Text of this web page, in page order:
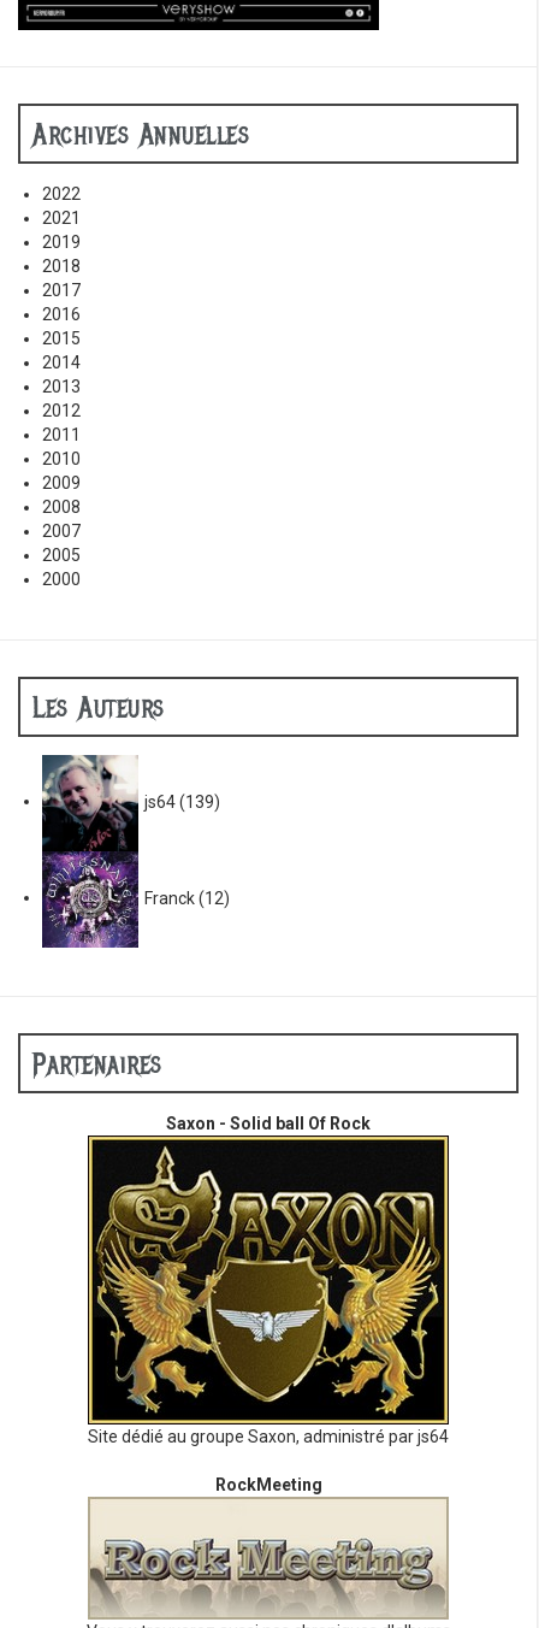
Archives Annuelles
2022
2021
2019
2018
2017
2016
2015
2014
2013
2012
2011
2010
2009
2008
2007
2005
2000
Les Auteurs
js64(139)
Franck(12)
Partenaires
Saxon - Solid ball Of Rock
Site dédié au groupe Saxon, administré par js64
RockMeeting